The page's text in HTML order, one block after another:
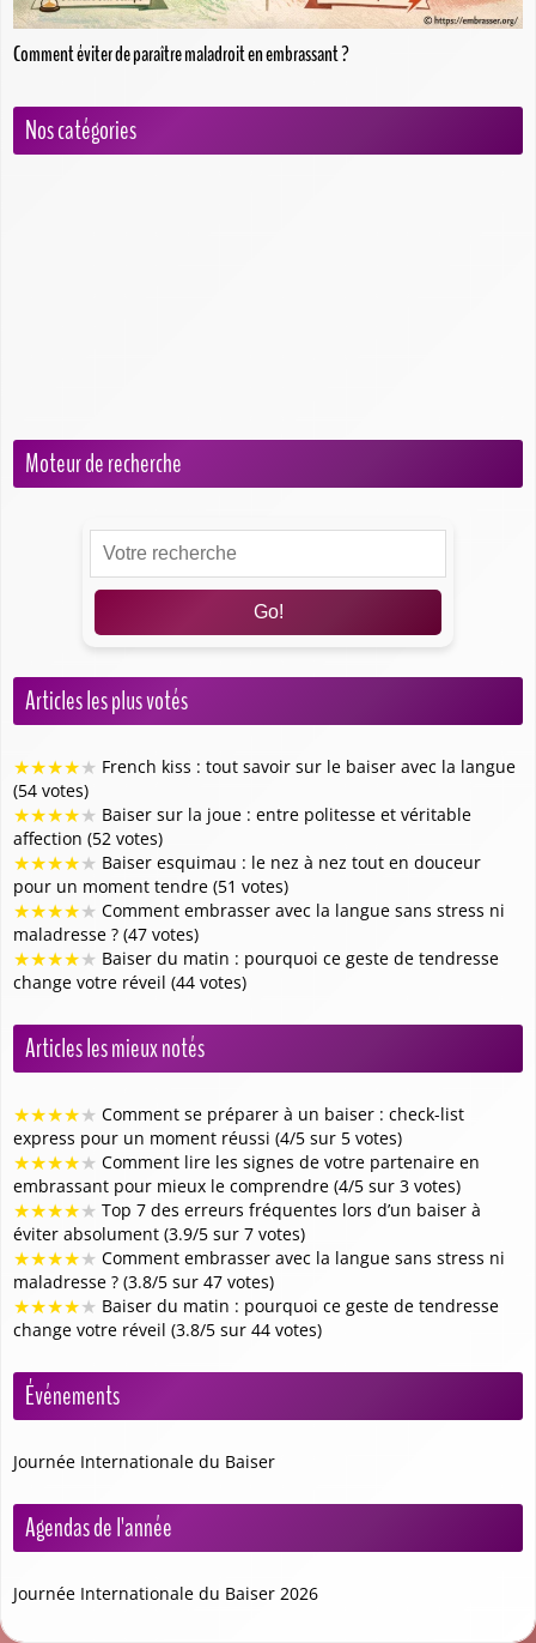
Comment éviter de paraître maladroit en embrassant ?
Nos catégories
Moteur de recherche
Go!
Articles les plus votés
★★★★★ French kiss : tout savoir sur le baiser avec la langue
(54 votes)
★★★★★ Baiser sur la joue : entre politesse et véritable
affection (52 votes)
★★★★★ Baiser esquimau : le nez à nez tout en douceur
pour un moment tendre (51 votes)
★★★★★ Comment embrasser avec la langue sans stress ni
maladresse ? (47 votes)
★★★★★ Baiser du matin : pourquoi ce geste de tendresse
change votre réveil (44 votes)
Articles les mieux notés
★★★★★ Comment se préparer à un baiser : check-list
express pour un moment réussi (4/5 sur 5 votes)
★★★★★ Comment lire les signes de votre partenaire en
embrassant pour mieux le comprendre (4/5 sur 3 votes)
★★★★★ Top 7 des erreurs fréquentes lors d’un baiser à
éviter absolument (3.9/5 sur 7 votes)
★★★★★ Comment embrasser avec la langue sans stress ni
maladresse ? (3.8/5 sur 47 votes)
★★★★★ Baiser du matin : pourquoi ce geste de tendresse
change votre réveil (3.8/5 sur 44 votes)
Événements
Journée Internationale du Baiser
Agendas de l'année
Journée Internationale du Baiser 2026